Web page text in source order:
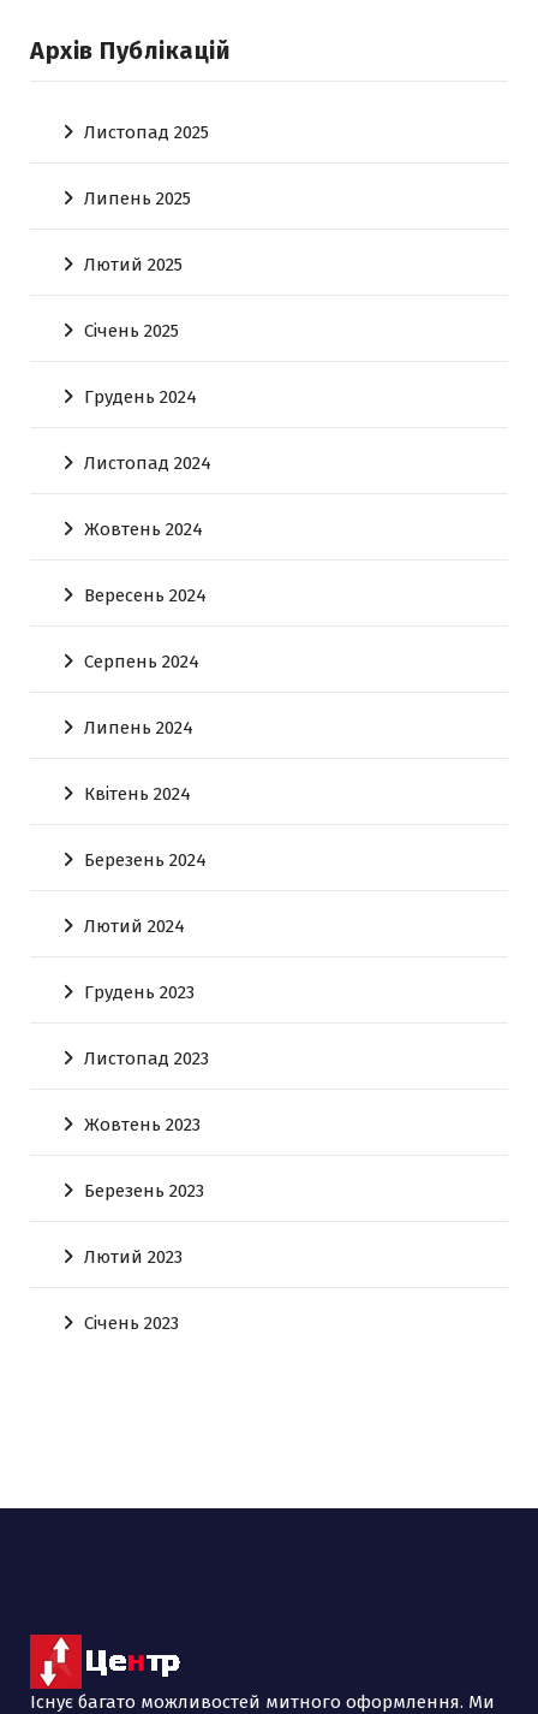
Архів Публікацій
Листопад 2025
Липень 2025
Лютий 2025
Січень 2025
Грудень 2024
Листопад 2024
Жовтень 2024
Вересень 2024
Серпень 2024
Липень 2024
Квітень 2024
Березень 2024
Лютий 2024
Грудень 2023
Листопад 2023
Жовтень 2023
Березень 2023
Лютий 2023
Січень 2023
Існує багато можливостей митного оформлення. Ми